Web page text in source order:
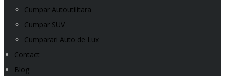
Cumpar Autoutilitara
Cumpar SUV
Cumparari Auto de Lux
Contact
Blog